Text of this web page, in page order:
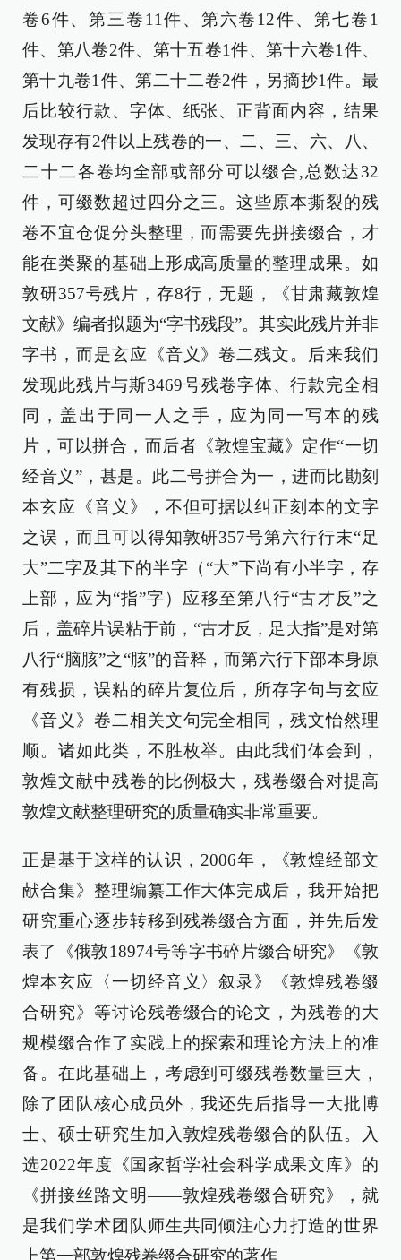
卷6件、第三卷11件、第六卷12件、第七卷1
件、第八卷2件、第十五卷1件、第十六卷1件、
第十九卷1件、第二十二卷2件，另摘抄1件。最
后比较行款、字体、纸张、正背面内容，结果
发现存有2件以上残卷的一、二、三、六、八、
二十二各卷均全部或部分可以缀合,总数达32
件，可缀数超过四分之三。这些原本撕裂的残
卷不宜仓促分头整理，而需要先拼接缀合，才
能在类聚的基础上形成高质量的整理成果。如
敦研357号残片，存8行，无题，《甘肃藏敦煌
文献》编者拟题为“字书残段”。其实此残片并非
字书，而是玄应《音义》卷二残文。后来我们
发现此残片与斯3469号残卷字体、行款完全相
同，盖出于同一人之手，应为同一写本的残
片，可以拼合，而后者《敦煌宝藏》定作“一切
经音义”，甚是。此二号拼合为一，进而比勘刻
本玄应《音义》，不但可据以纠正刻本的文字
之误，而且可以得知敦研357号第六行行末“足
大”二字及其下的半字（“大”下尚有小半字，存
上部，应为“指”字）应移至第八行“古才反”之
后，盖碎片误粘于前，“古才反，足大指”是对第
八行“脑胲”之“胲”的音释，而第六行下部本身原
有残损，误粘的碎片复位后，所存字句与玄应
《音义》卷二相关文句完全相同，残文怡然理
顺。诸如此类，不胜枚举。由此我们体会到，
敦煌文献中残卷的比例极大，残卷缀合对提高
敦煌文献整理研究的质量确实非常重要。
正是基于这样的认识，2006年，《敦煌经部文
献合集》整理编纂工作大体完成后，我开始把
研究重心逐步转移到残卷缀合方面，并先后发
表了《俄敦18974号等字书碎片缀合研究》《敦
煌本玄应〈一切经音义〉叙录》《敦煌残卷缀
合研究》等讨论残卷缀合的论文，为残卷的大
规模缀合作了实践上的探索和理论方法上的准
备。在此基础上，考虑到可缀残卷数量巨大，
除了团队核心成员外，我还先后指导一大批博
士、硕士研究生加入敦煌残卷缀合的队伍。入
选2022年度《国家哲学社会科学成果文库》的
《拼接丝路文明——敦煌残卷缀合研究》，就
是我们学术团队师生共同倾注心力打造的世界